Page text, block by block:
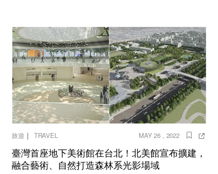
旅遊 ｜ TRAVEL MAY 26 , 2022
臺灣首座地下美術館在台北！北美館宣布擴建，
融合藝術、自然打造森林系光影場域